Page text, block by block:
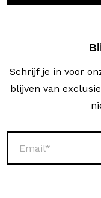
Schrijf je in voor
blijven van